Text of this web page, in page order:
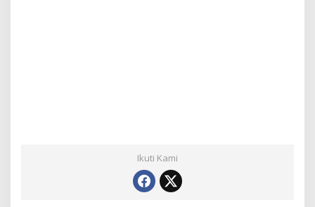
Ikuti Kami